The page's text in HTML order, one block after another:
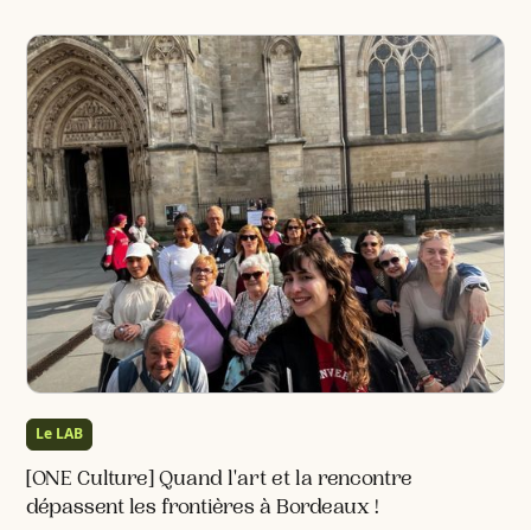
Le LAB
[ONE Culture] Quand l'art et la rencontre
dépassent les frontières à Bordeaux !